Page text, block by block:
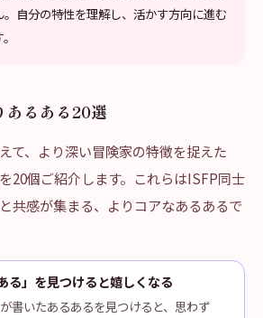
自分の特性を理解し、活かす方向に進む
あるある20選
て、より深い冒険家の特徴を捉えた
20個ご紹介します。これらはISFP同士
共感が集まる、よりコアなあるあるで
る」を見つけると嬉しくなる
書いたあるあるを見つけると、思わず